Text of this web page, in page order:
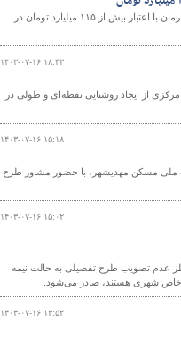
مدیر کل راهداری جنوب کرمان از ساخت و آسفالت ۴۵.۵ کیلومتر راه روستایی در جنوب کرمان با اعتبار بیش از ۱۱۵ میلیارد تومان در
۱۴۰۳-۰۷-۱۶ ۱۸:۴۳
از ایجاد روشنایی نقطه‌ای و طولی در
۱۴۰۳-۰۷-۱۶ ۱۵:۱۸
۵ مهدیشهر، طرح تفکیکی سایت ۵۰ هکتاری نهضت ملی مسکن مهدیشهر، با حضور مشاور طرح
۱۴۰۳-۰۷-۱۶ ۱۵:۰۲
عدم تصویب طرح تفصیلی به حالت نیمه
خاص شهری هستند، صادر می‌شود.
۱۴۰۳-۰۷-۱۶ ۱۴:۵۲